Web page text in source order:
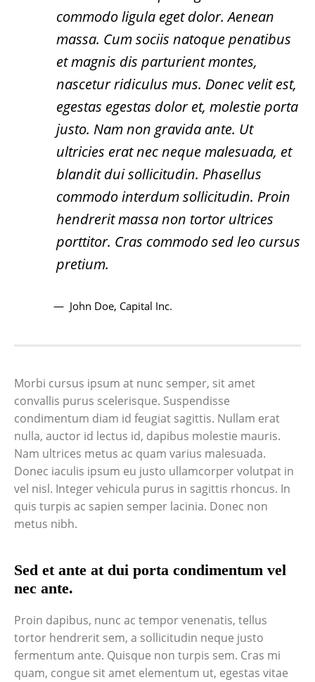
commodo ligula eget dolor. Aenean
massa. Cum sociis natoque penatibus
et magnis dis parturient montes,
nascetur ridiculus mus. Donec velit est,
egestas egestas dolor et, molestie porta
justo. Nam non gravida ante. Ut
ultricies erat nec neque malesuada, et
blandit dui sollicitudin. Phasellus
commodo interdum sollicitudin. Proin
hendrerit massa non tortor ultrices
porttitor. Cras commodo sed leo cursus
pretium.
John Doe, Capital Inc.
Morbi cursus ipsum at nunc semper, sit amet
convallis purus scelerisque. Suspendisse
condimentum diam id feugiat sagittis. Nullam erat
nulla, auctor id lectus id, dapibus molestie mauris.
Nam ultrices metus ac quam varius malesuada.
Donec iaculis ipsum eu justo ullamcorper volutpat in
vel nisl. Integer vehicula purus in sagittis rhoncus. In
quis turpis ac sapien semper lacinia. Donec non
metus nibh.
Sed et ante at dui porta condimentum vel
nec ante.
Proin dapibus, nunc ac tempor venenatis, tellus
tortor hendrerit sem, a sollicitudin neque justo
fermentum ante. Quisque non turpis sem. Cras mi
quam, congue sit amet elementum ut, egestas vitae